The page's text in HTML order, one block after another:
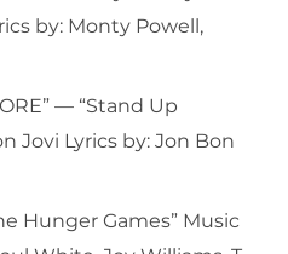
by: Monty Powell,
— “Stand Up
Jovi Lyrics by: Jon Bon
Hunger Games” Music